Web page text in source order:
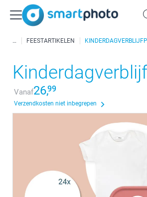
FEESTARTIKELEN
Vanaf26,99
Verzendkosten niet inbegrepen